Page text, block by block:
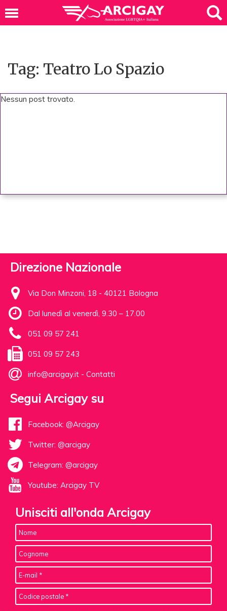
Tag: Teatro Lo Spazio
Nessun post trovato.
Direzione Nazionale
Via Don Minzoni, 18 - 40121 Bologna
Dal lunedì al venerdì, 9.30 – 17.00
051 09 57 241
051 09 57 243
info@arcigay.it - Contatti
Segui Arcigay su
Facebook: @Arcigay
Twitter: @arcigay
Telegram: @arcigay
Youtube: Arcigay TV
Unisciti all'onda Arcigay